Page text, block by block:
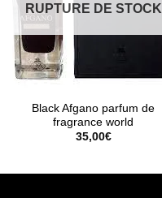
RUPTURE DE STOCK
Black Afgano parfum de
fragrance world
35,00€